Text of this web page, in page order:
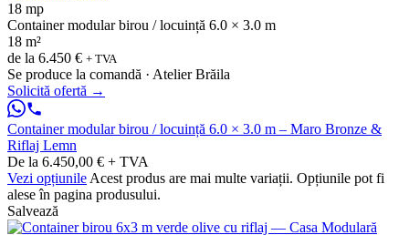
18 mp
Container modular birou / locuință 6.0 × 3.0 m
18 m²
de la 6.450 € + TVA
Se produce la comandă · Atelier Brăila
Solicită ofertă →
Container modular birou / locuință 6.0 × 3.0 m – Maro Bronze &
Riflaj Lemn
De la 6.450,00 € + TVA
Vezi opțiunile Acest produs are mai multe variații. Opțiunile pot fi
alese în pagina produsului.
Salvează